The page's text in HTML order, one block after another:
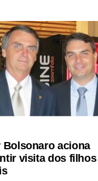
Bolsonaro aciona
visita dos filhos